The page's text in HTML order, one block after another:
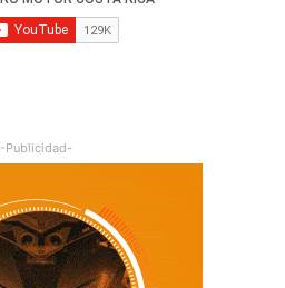
-Publicidad-